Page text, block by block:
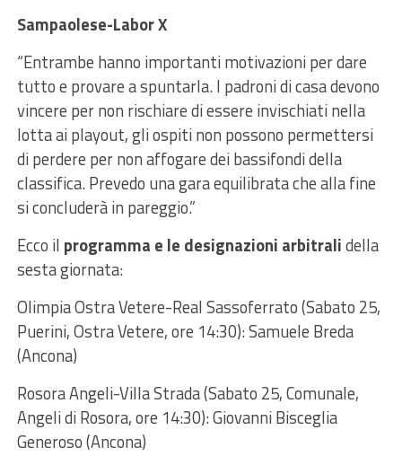
Sampaolese-Labor X
“Entrambe hanno importanti motivazioni per dare
tutto e provare a spuntarla. I padroni di casa devono
vincere per non rischiare di essere invischiati nella
lotta ai playout, gli ospiti non possono permettersi
di perdere per non affogare dei bassifondi della
classifica. Prevedo una gara equilibrata che alla fine
si concluderà in pareggio.”
Ecco il programma e le designazioni arbitralidella
sesta giornata:
Olimpia Ostra Vetere-Real Sassoferrato (Sabato 25,
Puerini, Ostra Vetere, ore 14:30): Samuele Breda
(Ancona)
Rosora Angeli-Villa Strada (Sabato 25, Comunale,
Angeli di Rosora, ore 14:30): Giovanni Bisceglia
Generoso (Ancona)